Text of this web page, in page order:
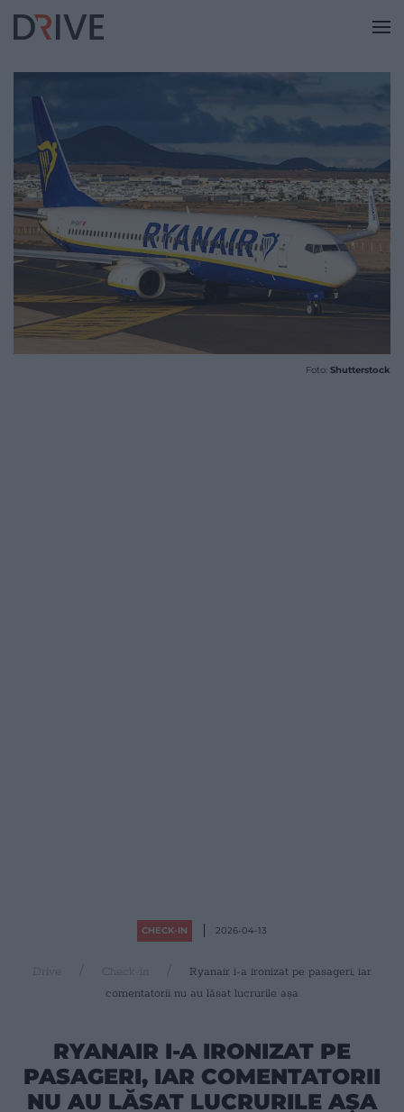
Foto: Shutterstock
CHECK-IN 2026-04-13
Drive
Ryanair i-a ironizat pe pasageri, iar
comentatorii nu au lăsat lucrurile așa
RYANAIR I-A IRONIZAT PE
PASAGERI, IAR COMENTATORII
NU AU LĂSAT LUCRURILE AȘA